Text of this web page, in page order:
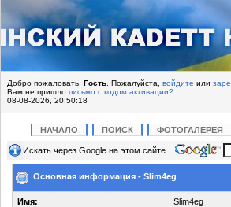
Добро пожаловать, Гость . Пожалуйста, войдите или
Вам не пришло письмо с кодом активации?
08-08-2026, 20:50:18
НАЧАЛО ПОИСК ФОТОГАЛЕРЕЯ
Искать через Google на этом сайте
Основная информация - Slim4eg
Имя:
Slim4eg